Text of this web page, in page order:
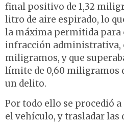
final positivo de 1,32
litro de aire espirado, lo
la máxima permitida para
infracción administrativa,
miligramos, y que
límite de 0,60 miligramos
un delito.
Por todo ello se procedió
el vehículo, y trasladar las